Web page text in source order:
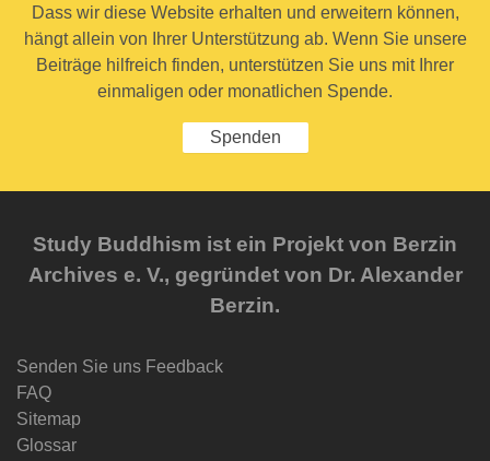
Dass wir diese Website erhalten und erweitern können,
hängt allein von Ihrer Unterstützung ab. Wenn Sie unsere
Beiträge hilfreich finden, unterstützen Sie uns mit Ihrer
einmaligen oder monatlichen Spende.
Spenden
Study Buddhism ist ein Projekt von Berzin
Archives e. V., gegründet von Dr. Alexander
Berzin.
Senden Sie uns Feedback
FAQ
Sitemap
Glossar